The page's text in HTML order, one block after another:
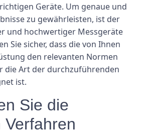
Geräte. Um genaue und
zu gewährleisten, ist der
und hochwertiger Messgeräte
Sie sicher, dass die von Ihnen
den relevanten Normen
die Art der durchzuführenden
ist.
Sie die
Verfahren